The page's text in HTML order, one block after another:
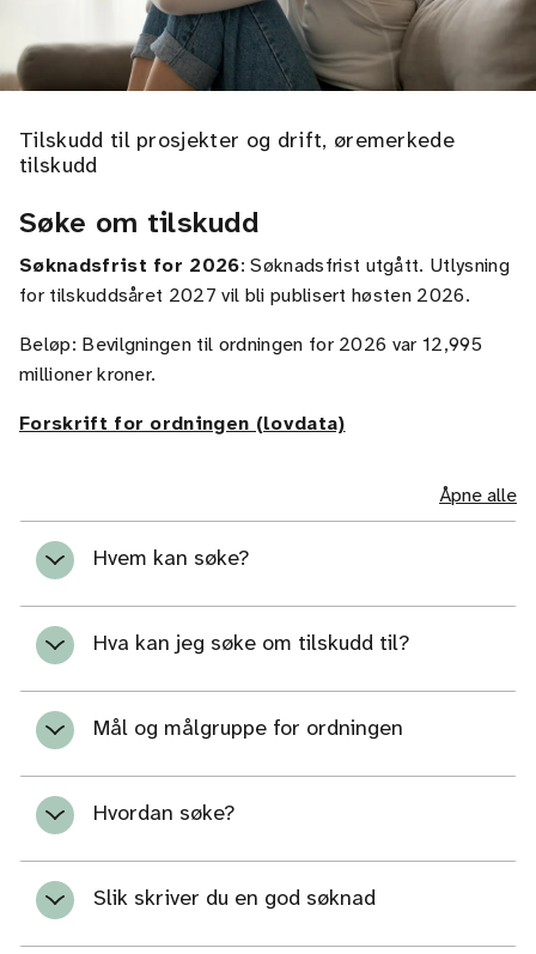
Tilskudd til prosjekter og drift, øremerkede
tilskudd
Søke om tilskudd
Søknadsfrist for 2026: Søknadsfrist utgått. Utlysning
for tilskuddsåret 2027 vil bli publisert høsten 2026.
Beløp: Bevilgningen til ordningen for 2026 var 12,995
millioner kroner.
Forskrift for ordningen (lovdata)
Åpne alle
Hvem kan søke?
Hva kan jeg søke om tilskudd til?
Mål og målgruppe for ordningen
Hvordan søke?
Slik skriver du en god søknad